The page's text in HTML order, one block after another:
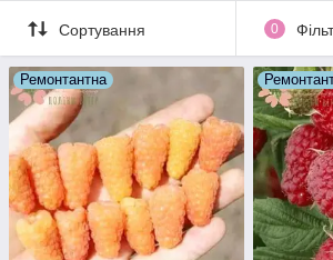
Тривалий період плодоношення:
ягоди з літа до пізньої осені.
Висока врожайність:Завдяки
плодоношення.
Різноманітність сортів:
Існує
різними характеристиками ягід
Особливості догляду:
Для отримання максимального
урожаю, навесні всі пагони зрізають
При вирощуванні з двома
Сортування 0
Ремонтантна